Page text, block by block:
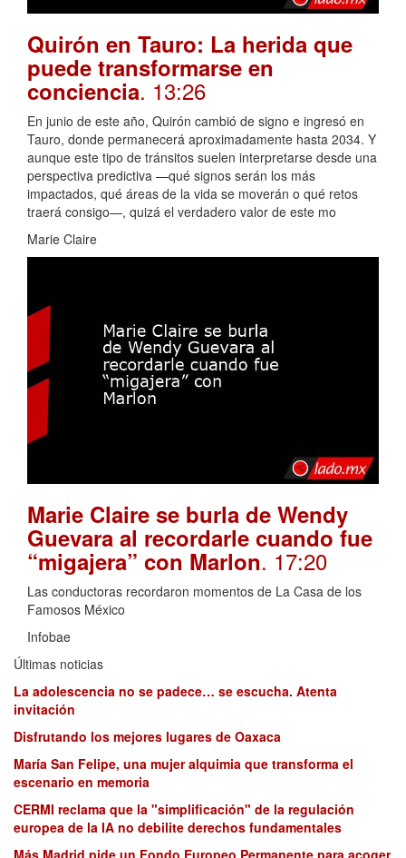
Quirón en Tauro: La herida que
puede transformarse en
conciencia. 13:26
En junio de este año, Quirón cambió de signo e ingresó en
Tauro, donde permanecerá aproximadamente hasta 2034. Y
aunque este tipo de tránsitos suelen interpretarse desde una
perspectiva predictiva —qué signos serán los más
impactados, qué áreas de la vida se moverán o qué retos
traerá consigo—, quizá el verdadero valor de este mo
Marie Claire
Marie Claire se burla de Wendy
Guevara al recordarle cuando fue
“migajera” con Marlon. 17:20
Las conductoras recordaron momentos de La Casa de los
Famosos México
Infobae
Últimas noticias
La adolescencia no se padece… se escucha. Atenta
invitación
Disfrutando los mejores lugares de Oaxaca
María San Felipe, una mujer alquimia que transforma el
escenario en memoria
CERMI reclama que la "simplificación" de la regulación
europea de la IA no debilite derechos fundamentales
Más Madrid pide un Fondo Europeo Permanente para acoger